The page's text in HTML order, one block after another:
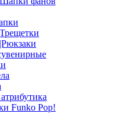
Funko Pop!